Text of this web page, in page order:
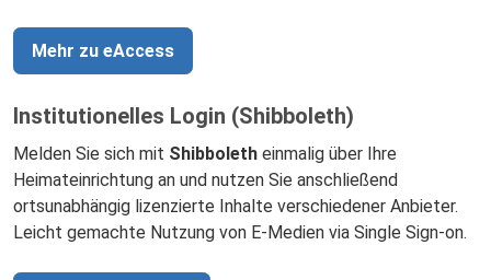
Mehr zu eAccess
Institutionelles Login (Shibboleth)
Melden Sie sich mit Shibboleth einmalig über Ihre
Heimateinrichtung an und nutzen Sie anschließend
ortsunabhängig lizenzierte Inhalte verschiedener Anbieter.
Leicht gemachte Nutzung von E-Medien via Single Sign-on.